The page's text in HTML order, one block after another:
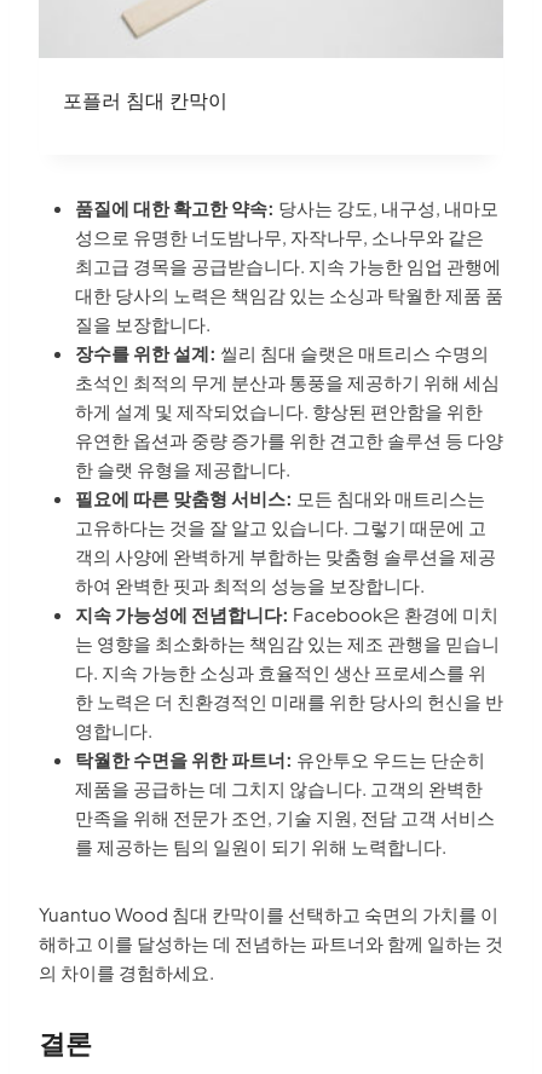
포플러 침대 칸막이
품질에 대한 확고한 약속: 당사는 강도, 내구성, 내마모
성으로 유명한 너도밤나무, 자작나무, 소나무와 같은
최고급 경목을 공급받습니다. 지속 가능한 임업 관행에
대한 당사의 노력은 책임감 있는 소싱과 탁월한 제품 품
질을 보장합니다.
장수를 위한 설계: 씰리 침대 슬랫은 매트리스 수명의
초석인 최적의 무게 분산과 통풍을 제공하기 위해 세심
하게 설계 및 제작되었습니다. 향상된 편안함을 위한
유연한 옵션과 중량 증가를 위한 견고한 솔루션 등 다양
한 슬랫 유형을 제공합니다.
필요에 따른 맞춤형 서비스: 모든 침대와 매트리스는
고유하다는 것을 잘 알고 있습니다. 그렇기 때문에 고
객의 사양에 완벽하게 부합하는 맞춤형 솔루션을 제공
하여 완벽한 핏과 최적의 성능을 보장합니다.
지속 가능성에 전념합니다: Facebook은 환경에 미치
는 영향을 최소화하는 책임감 있는 제조 관행을 믿습니
다. 지속 가능한 소싱과 효율적인 생산 프로세스를 위
한 노력은 더 친환경적인 미래를 위한 당사의 헌신을 반
영합니다.
탁월한 수면을 위한 파트너: 유안투오 우드는 단순히
제품을 공급하는 데 그치지 않습니다. 고객의 완벽한
만족을 위해 전문가 조언, 기술 지원, 전담 고객 서비스
를 제공하는 팀의 일원이 되기 위해 노력합니다.
Yuantuo Wood 침대 칸막이를 선택하고 숙면의 가치를 이
해하고 이를 달성하는 데 전념하는 파트너와 함께 일하는 것
의 차이를 경험하세요.
결론